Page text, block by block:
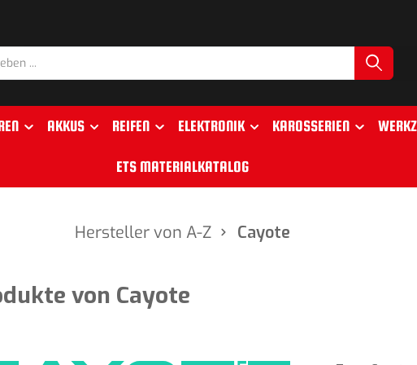
AKKUS REIFEN ELEKTRONIK KAROSSERIEN
ETS MATERIALKATALOG
Hersteller von A-Z Cayote
von Cayote